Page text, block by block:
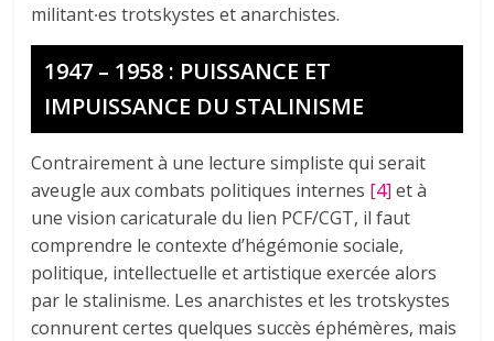
militant∙es trotskystes et anarchistes.
1947 – 1958 : PUISSANCE ET
IMPUISSANCE DU STALINISME
Contrairement à une lecture simpliste qui serait
aveugle aux combats politiques internes [4] et à
une vision caricaturale du lien PCF/CGT, il faut
comprendre le contexte d’hégémonie sociale,
politique, intellectuelle et artistique exercée alors
par le stalinisme. Les anarchistes et les trotskystes
connurent certes quelques succès éphémères, mais